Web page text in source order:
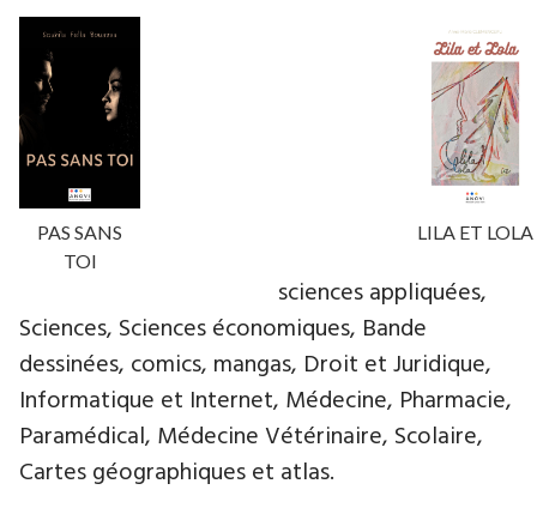
PAS SANS
TOI
LILA ET LOLA
sciences appliquées,
Sciences, Sciences économiques, Bande
dessinées, comics, mangas, Droit et Juridique,
Informatique et Internet, Médecine, Pharmacie,
Paramédical, Médecine Vétérinaire, Scolaire,
Cartes géographiques et atlas.